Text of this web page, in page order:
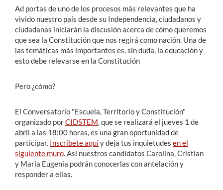
Funcionarios
Alumni
Ad portas de uno de los procesos más relevantes que ha
vivido nuestro país desde su Independencia, ciudadanos y
ciudadanas iniciarán la discusión acerca de cómo queremos
que sea la Constitución que nos regirá como nación. Una de
las temáticas más importantes es, sin duda, la educación y
esto debe relevarse en la Constitución
Pero ¿cómo?
El Conversatorio "Escuela, Territorio y Constitución"
organizado porCIDSTEM, que se realizará el jueves 1 de
abril a las 18:00 horas, es una gran oportunidad de
participar. Inscríbete aquíy deja tus inquietudes en el
siguiente muro. Así nuestros candidatos Carolina, Cristian
y María Eugenia podrán conocerlas con antelación y
responder a ellas.